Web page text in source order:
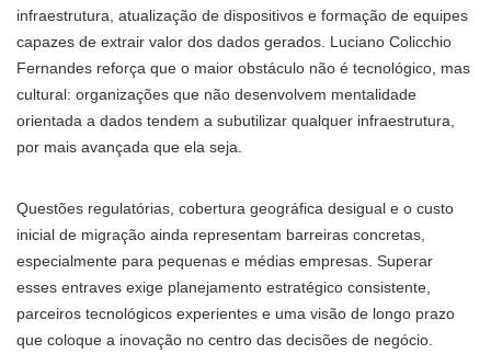
infraestrutura, atualização de dispositivos e formação de equipes
capazes de extrair valor dos dados gerados. Luciano Colicchio
Fernandes reforça que o maior obstáculo não é tecnológico, mas
cultural: organizações que não desenvolvem mentalidade
orientada a dados tendem a subutilizar qualquer infraestrutura,
por mais avançada que ela seja.
Questões regulatórias, cobertura geográfica desigual e o custo
inicial de migração ainda representam barreiras concretas,
especialmente para pequenas e médias empresas. Superar
esses entraves exige planejamento estratégico consistente,
parceiros tecnológicos experientes e uma visão de longo prazo
que coloque a inovação no centro das decisões de negócio.